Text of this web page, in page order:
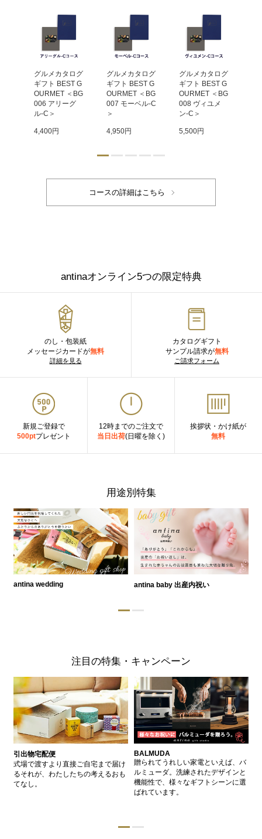
グルメカタログ
ギフト BEST G
OURMET ＜BG
006 アリーグ
ル-C＞
4,400円
グルメカタログ
ギフト BEST G
OURMET ＜BG
007 モーベル-C
＞
4,950円
グルメカタログ
ギフト BEST G
OURMET ＜BG
008 ヴィユメ
ン-C＞
5,500円
antinaオンライン5つの限定特典
のし・包装紙
メッセージカードが無料
詳細を見る
カタログギフト
サンプル請求が無料
ご請求フォーム
新規ご登録で
500ptプレゼント
12時までのご注文で
当日出荷(日曜を除く)
挨拶状・かけ紙が
無料
用途別特集
antina wedding antina baby 出産内祝い
注目の特集・キャンペーン
引出物宅配便
式場で渡すより直接ご自宅まで届け
るそれが、わたしたちの考えるおも
てなし。
BALMUDA
贈られてうれしい家電といえば、バ
ルミューダ。洗練されたデザインと
機能性で、様々なギフトシーンに選
ばれています。